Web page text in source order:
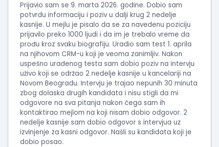
Prijavio sam se 9. marta 2026. godine. Dobio sam
potvrdu informaciju i poziv u dalji krug 2 nedelje
kasnije. U mejlu je pisalo da se za navedenu poziciju
prijavilo preko 1000 ljudi i da im je trebalo vreme da
prođu kroz svaku biografiju. Uradio sam test 1. aprila
na njihovom CRM-u koji je veoma zanimljiv. Nakon
uspešno urađenog testa sam dobio poziv na intervju
uživo koji se održao 2 nedelje kasnije u kancelariji na
Novom Beogradu. Intervju je trajao nepunih 30 minuta
zbog dolaska drugih kandidata i nisu stigli da mi
odgovore na sva pitanja nakon čega sam ih
kontaktirao mejlom na koji nisam dobio odgovor. 2
nedelje kasnije sam dobio odgovor s intervjua uz
izvinjenje za kasni odgovor. Našli su kandidata koji je
dobio posao.